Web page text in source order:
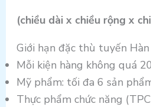
(chiều dài x chiều rộng x
Giới hạn đặc thù tuyến Hàn
Mỗi kiện hàng không quá
Mỹ phẩm: tối đa 6 sản
Thực phẩm chức năng